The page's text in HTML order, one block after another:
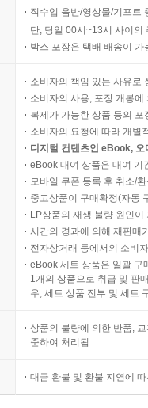
직수입 음반/영상물/기프트
단, 당일 00시~13시 사이의
박스 포장은 택배 배송이
소비자의 책임 있는 사유로
소비자의 사용, 포장 개봉
복제가 가능한 상품 등의
소비자의 요청에 따라 개별
디지털 컨텐츠인 eBook,
eBook 대여 상품은 대여 기
모바일 쿠폰 등록 후 취소/
중고상품이 구매확정(자동
LP상품의 재생 불량 원인
시간의 경과에 의해 재판매
전자상거래 등에서의 소비
eBook 세트 상품은 일괄 구
1개의 상품으로 취급 및 판
우, 세트 상품 전부 및 세트
상품의 불량에 의한 반품,
준하여 처리됨
대금 환불 및 환불 지연에